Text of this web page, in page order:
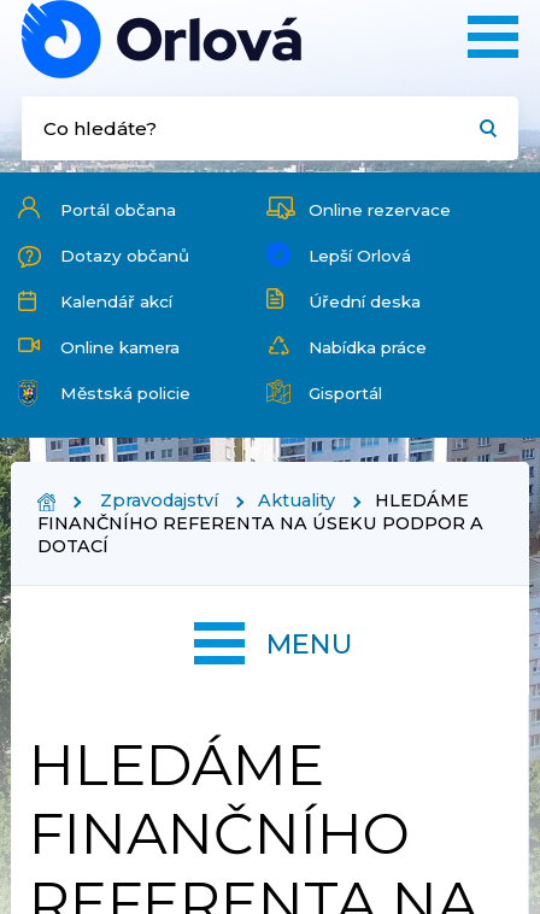
Portál občana Online rezervace
Dotazy občanů Lepší Orlová
Kalendář akcí Úřední deska
Online kamera Nabídka práce
Městská policie Gisportál
Zpravodajství Aktuality
HLEDÁME
FINANČNÍHO REFERENTA NA ÚSEKU PODPOR A
DOTACÍ
HLEDÁME
FINANČNÍHO
MENU